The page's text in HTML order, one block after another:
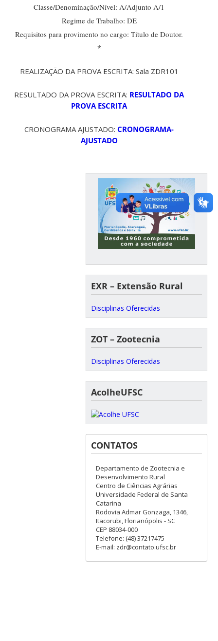
Classe/Denominação/Nível: A/Adjunto A/1
Regime de Trabalho: DE
Requisitos para provimento no cargo: Título de Doutor.
*
REALIZAÇÃO DA PROVA ESCRITA: Sala ZDR101
RESULTADO DA PROVA ESCRITA: RESULTADO DA
PROVA ESCRITA
CRONOGRAMA AJUSTADO:CRONOGRAMA-
AJUSTADO
EXR – Extensão Rural
Disciplinas Oferecidas
ZOT – Zootecnia
Disciplinas Oferecidas
AcolheUFSC
CONTATOS
Departamento de Zootecnia e
Desenvolvimento Rural
Centro de Ciências Agrárias
Universidade Federal de Santa
Catarina
Rodovia Admar Gonzaga, 1346,
Itacorubi, Florianópolis - SC
CEP 88034-000
Telefone: (48) 37217475
E-mail: zdr@contato.ufsc.br